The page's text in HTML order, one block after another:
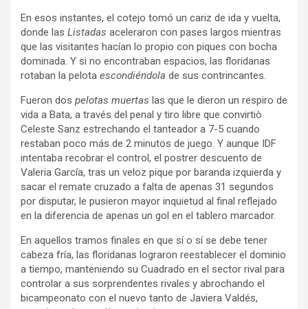
En esos instantes, el cotejo tomó un cariz de ida y vuelta,
donde las Listadas aceleraron con pases largos mientras
que las visitantes hacían lo propio con piques con bocha
dominada. Y si no encontraban espacios, las floridanas
rotaban la pelota escondiéndola de sus contrincantes.
Fueron dos pelotas muertas las que le dieron un respiro de
vida a Bata, a través del penal y tiro libre que convirtiò
Celeste Sanz estrechando el tanteador a 7-5 cuando
restaban poco más de 2 minutos de juego. Y aunque IDF
intentaba recobrar el control, el postrer descuento de
Valeria García, tras un veloz pique por baranda izquierda y
sacar el remate cruzado a falta de apenas 31 segundos
por disputar, le pusieron mayor inquietud al final reflejado
en la diferencia de apenas un gol en el tablero marcador.
En aquellos tramos finales en que sí o sí se debe tener
cabeza fría, las floridanas lograron reestablecer el dominio
a tiempo, manteniendo su Cuadrado en el sector rival para
controlar a sus sorprendentes rivales y abrochando el
bicampeonato con el nuevo tanto de Javiera Valdés,